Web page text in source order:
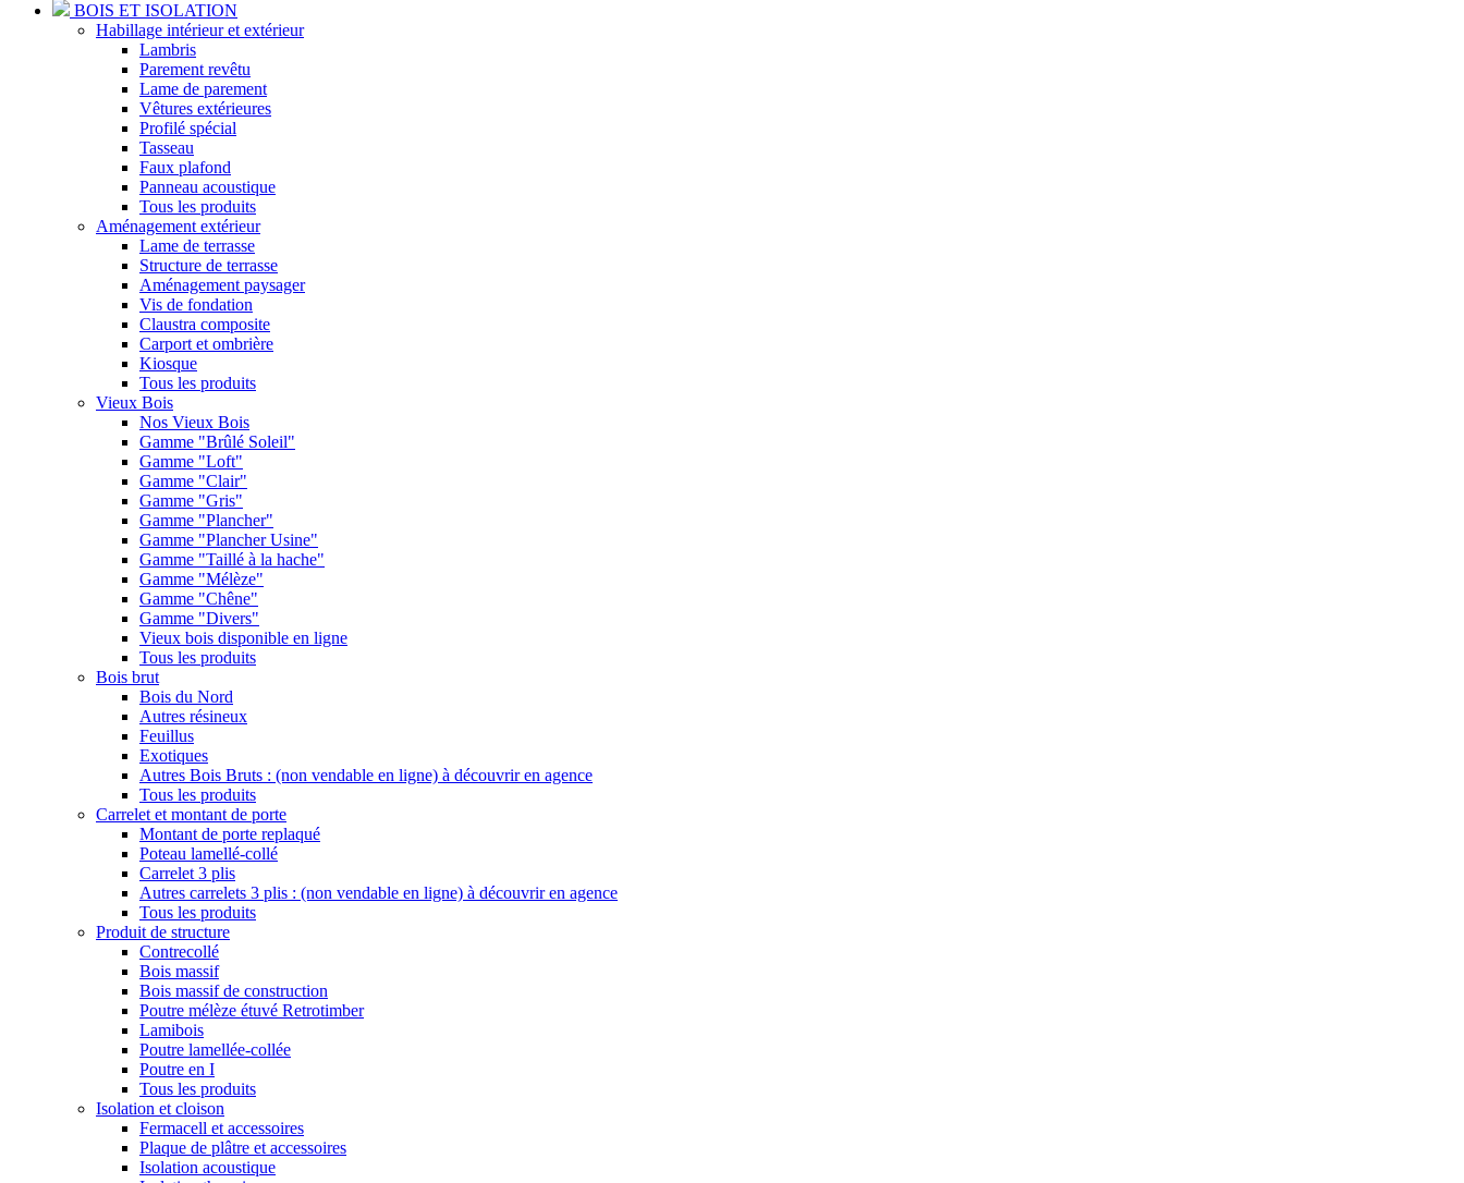
BOIS ET ISOLATION
Habillage intérieur et extérieur
Lambris
Parement revêtu
Lame de parement
Vêtures extérieures
Profilé spécial
Tasseau
Faux plafond
Panneau acoustique
Tous les produits
Aménagement extérieur
Lame de terrasse
Structure de terrasse
Aménagement paysager
Vis de fondation
Claustra composite
Carport et ombrière
Kiosque
Tous les produits
Vieux Bois
Nos Vieux Bois
Gamme "Brûlé Soleil"
Gamme "Loft"
Gamme "Clair"
Gamme "Gris"
Gamme "Plancher"
Gamme "Plancher Usine"
Gamme "Taillé à la hache"
Gamme "Mélèze"
Gamme "Chêne"
Gamme "Divers"
Vieux bois disponible en ligne
Tous les produits
Bois brut
Bois du Nord
Autres résineux
Feuillus
Exotiques
Autres Bois Bruts : (non vendable en ligne) à découvrir en agence
Tous les produits
Carrelet et montant de porte
Montant de porte replaqué
Poteau lamellé-collé
Carrelet 3 plis
Autres carrelets 3 plis : (non vendable en ligne) à découvrir en agence
Tous les produits
Produit de structure
Contrecollé
Bois massif
Bois massif de construction
Poutre mélèze étuvé Retrotimber
Lamibois
Poutre lamellée-collée
Poutre en I
Tous les produits
Isolation et cloison
Fermacell et accessoires
Plaque de plâtre et accessoires
Isolation acoustique